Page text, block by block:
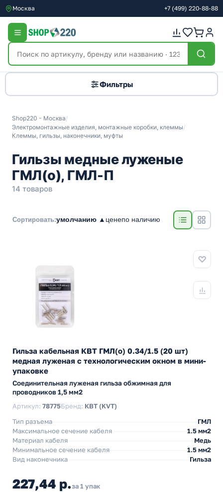
Москва +7 (499) 220-88-88
Фильтры
Shop220 - Москва/
Электромонтажные изделия, монтажные коробки, клеммы/
Клеммы, гильзы, наконечники, муфты
Гильзы медные луженые
ГМЛ(о), ГМЛ-П
14 товаров
Сортировать:умолчанию ▲ ценепо наличию
Гильза кабельная КВТ ГМЛ(о) 0.34/1.5 (20 шт)
медная луженая с технологическим окном в мини-
упаковке
Cоединительная луженая гильза обжимная для
проводников 1,5 мм2
Артикул: 78775Бренд: КВТ (KVT)
Тип разъема
ГМЛ
Максимальное сечение кабеля
1.5 мм2
Материал кабеля
Медь
Минимальное сечение кабеля
1.5 мм2
Вид наконечника
Гильза
227,44 р.за 1 упак